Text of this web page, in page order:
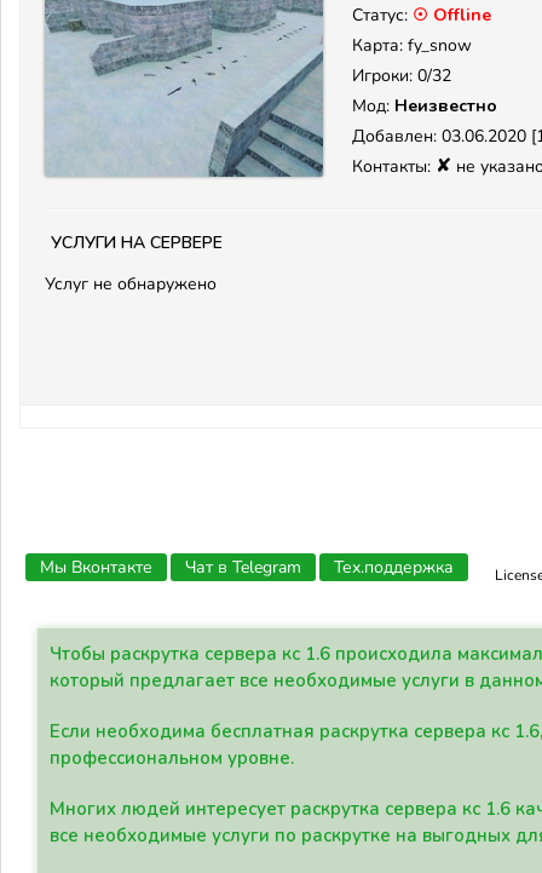
Статус: ☉ Offline
Карта: fy_snow
Игроки: 0/32
Мод: Неизвестно
Добавлен: 03.06.2020
Контакты: ✘ не
Услуги на сервере
Услуг не обнаружено
Мы Вконтакте Чат в Telegram Тех.поддержка
Чтобы раскрутка сервера кс 1.6 происходила
который предлагает все необходимые услуги в
Если необходима бесплатная раскрутка сервера кс
профессиональном уровне.
Многих людей интересует раскрутка сервера кс 1.6
все необходимые услуги по раскрутке на выгодных